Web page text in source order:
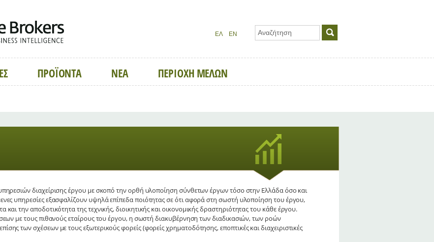
ΠΡΟΪΟΝΤΑ ΝΕΑ
ΠΕΡΙΟΧΗ ΜΕΛΩΝ
διαχείρισης έργου με σκοπό την ορθή υλοποίηση σύνθετων έργων τόσο στην Ελλάδα όσο και
υπηρεσίες εξασφαλίζουν υψηλά επίπεδα ποιότητας σε ότι αφορά στη σωστή υλοποίηση του έργου,
και την αποδοτικότητα της τεχνικής, διοικητικής και οικονομικής δραστηριότητας του κάθε έργου.
με τους πιθανούς εταίρους του έργου, η σωστή διακυβέρνηση των διαδικασιών, των ροών
των σχέσεων με τους εξωτερικούς φορείς (φορείς χρηματοδότησης, εποπτικές και διαχειριστικές